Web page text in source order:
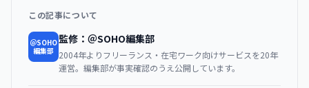
この記事について
＠SOHO
編集部
監修：＠SOHO編集部
2004年よりフリーランス・在宅ワーク向けサービスを20年
運営。編集部が事実確認のうえ公開しています。